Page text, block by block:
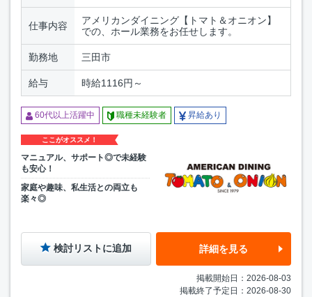
仕事内容
アメリカンダイニング【トマト＆オニオン】
での、ホール業務をお任せします。
勤務地 三田市
給与 時給1116円～
60代以上活躍中 職種未経験者 昇給あり
ここがオススメ！
マニュアル、サポート◎で未経験
も安心！
家庭や趣味、私生活との両立も
楽々◎
検討リストに追加 詳細を見る
掲載開始日：2026-08-03
掲載終了予定日：2026-08-30